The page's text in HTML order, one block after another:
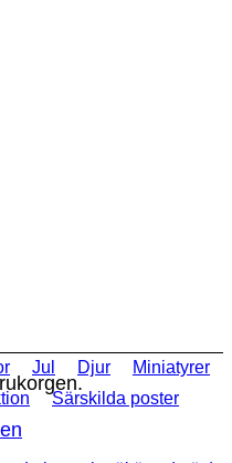
Jul Djur
Miniatyrer
Särskilda poster